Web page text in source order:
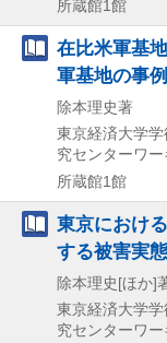
所蔵館1館
在比米軍基
軍基地の事例
除本理史著
東京経済大学
究センターワ
所蔵館1館
東京におけ
する被害実
除本理史[ほか]
東京経済大学
究センターワ